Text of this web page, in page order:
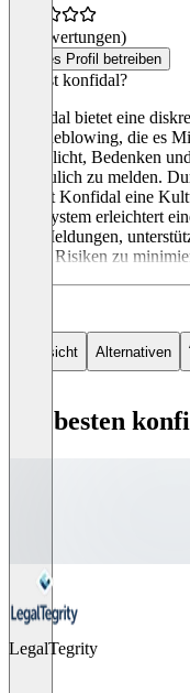
(0 Bewertungen)
Dieses Profil betreiben
Was ist konfidal?
Konfidal bietet eine
Whistleblowing, die es
ermöglicht, Bedenken
vertraulich zu melden.
fördert Konfidal eine
Das System erleichtert
von Meldungen,
dabei, Risiken zu
Übersicht Alternativen
Die besten
LegalTegrity